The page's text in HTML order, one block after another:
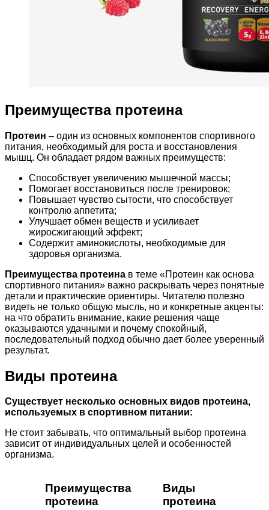
Преимущества протеина
Протеин – один из основных компонентов спортивного
питания, необходимый для роста и восстановления
мышц. Он обладает рядом важных преимуществ:
Способствует увеличению мышечной массы;
Помогает восстановиться после тренировок;
Повышает чувство сытости, что способствует
контролю аппетита;
Улучшает обмен веществ и усиливает
жиросжигающий эффект;
Содержит аминокислоты, необходимые для
здоровья организма.
Преимущества протеина в теме «Протеин как основа
спортивного питания» важно раскрывать через понятные
детали и практические ориентиры. Читателю полезно
видеть не только общую мысль, но и конкретные акценты:
на что обратить внимание, какие решения чаще
оказываются удачными и почему спокойный,
последовательный подход обычно дает более уверенный
результат.
Виды протеина
Существует несколько основных видов протеина,
используемых в спортивном питании:
Не стоит забывать, что оптимальный выбор протеина
зависит от индивидуальных целей и особенностей
организма.
Преимущества
протеина
Виды
протеина